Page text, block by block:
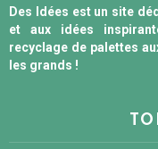
Des Idées est un site
et aux idées
recyclage de palettes
les grands !